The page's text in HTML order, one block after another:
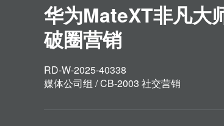
华为MateXT非凡大
破圈营销
RD-W-2025-40338
媒体公司组 / CB-2003 社交营销